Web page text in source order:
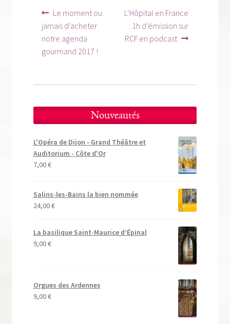
Navigation
de
l’article
Article
précédent :
Le moment ou
jamais d’acheter
notre agenda
gourmand 2017 !
Article
suivant :
L’Hôpital en France
: 1h d’émission sur
RCF en podcast
Nouveautés
L'Opéra de Dijon - Grand Théâtre et
Auditorium - Côte d'Or
7,00€
Salins-les-Bains la bien nommée
24,00€
La basilique Saint-Maurice d’Épinal
9,00€
Orgues des Ardennes
9,00€